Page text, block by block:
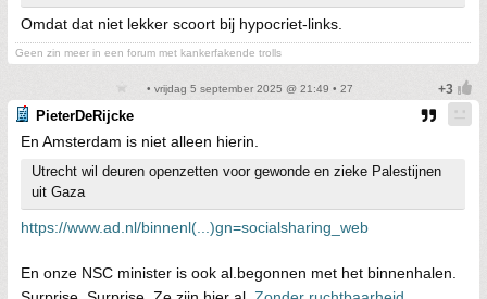
Omdat dat niet lekker scoort bij hypocriet-links.
Geen zin meer in een forum met kankerfakende trolls
• vrijdag 5 september 2025 @ 21:49 • 27
PieterDeRijcke
En Amsterdam is niet alleen hierin.
Utrecht wil deuren openzetten voor gewonde en zieke Palestijnen
uit Gaza
https://www.ad.nl/binnenl(...)gn=socialsharing_web
En onze NSC minister is ook al.begonnen met het binnenhalen.